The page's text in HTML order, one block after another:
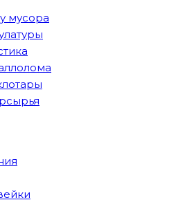
мусора